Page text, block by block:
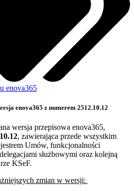
enova365
enova365 z numerem 2512.10.12
wersja przepisowa enova365,
, zawierająca przede wszystkim
Umów, funkcjonalności
służbowymi oraz kolejną
KSeF.
zmian w wersji: